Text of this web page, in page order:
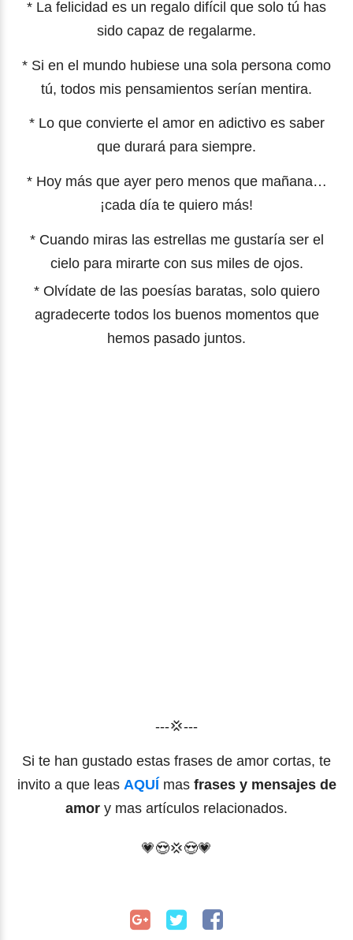
* La felicidad es un regalo difícil que solo tú has
sido capaz de regalarme.
* Si en el mundo hubiese una sola persona como
tú, todos mis pensamientos serían mentira.
* Lo que convierte el amor en adictivo es saber
que durará para siempre.
* Hoy más que ayer pero menos que mañana…
¡cada día te quiero más!
* Cuando miras las estrellas me gustaría ser el
cielo para mirarte con sus miles de ojos.
* Olvídate de las poesías baratas, solo quiero
agradecerte todos los buenos momentos que
hemos pasado juntos.
---💢---
Si te han gustado estas frases de amor cortas, te
invito a que leas AQUÍ masfrases y mensajes de
amor y mas artículos relacionados.
💗😍💢😍💗